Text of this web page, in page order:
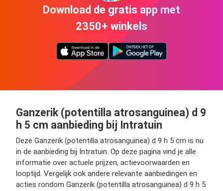
Download de gratis app met
2350+ winkels
Ganzerik (potentilla atrosanguinea) d 9
h 5 cm aanbieding bij Intratuin
Deze Ganzerik (potentilla atrosanguinea) d 9 h 5 cm is nu
in de aanbieding bij Intratuin. Op deze pagina vind je alle
informatie over actuele prijzen, actievoorwaarden en
looptijd. Vergelijk ook andere relevante aanbiedingen en
acties rondom Ganzerik (potentilla atrosanguinea) d 9 h 5